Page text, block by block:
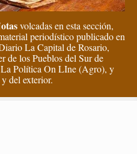
volcadas en esta sección,
periodístico publicado en
La Capital de Rosario,
de los Pueblos del Sur de
Política On LIne (Agro), y
del exterior.